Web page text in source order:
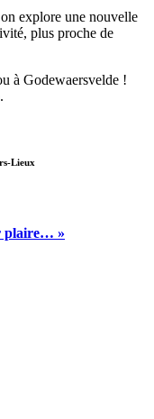
explore une nouvelle
plus proche de
à Godewaersvelde !
Lieux
plaire… »